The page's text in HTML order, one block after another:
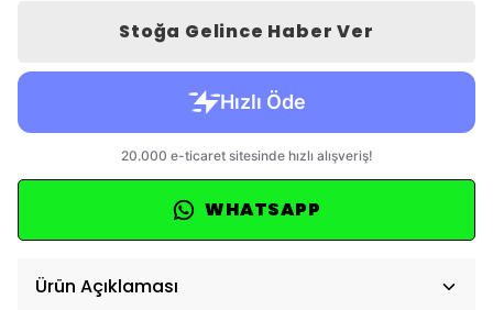
Stoğa Gelince Haber Ver
WHATSAPP
Ürün Açıklaması